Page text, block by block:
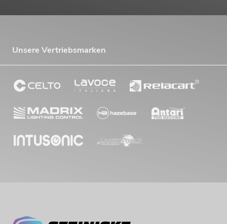
Unsere Vertriebsmarken